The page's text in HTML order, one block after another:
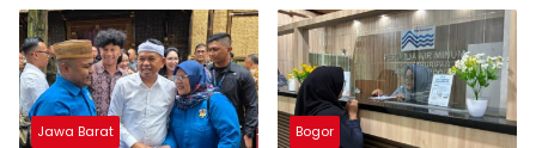
Jangan Tunggu Viral Baru
Bertindak
Jawa Barat Bogor